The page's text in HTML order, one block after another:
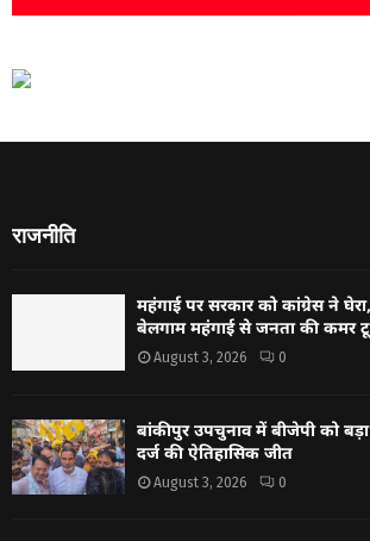
राजनीति
महंगाई पर सरकार को कांग्रेस ने
बेलगाम महंगाई से जनता की कमर
August 3, 2026 0
बांकीपुर उपचुनाव में बीजेपी को
दर्ज की ऐतिहासिक जीत
August 3, 2026 0